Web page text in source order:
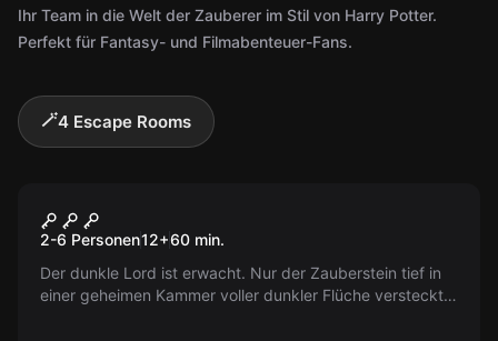
Ihr Team in die Welt der Zauberer im Stil von Harry Potter.
Perfekt für Fantasy- und Filmabenteuer-Fans.
🪄4 Escape Rooms
Der Zauberstein
2-6 Personen12+60 min.
Der dunkle Lord ist erwacht. Nur der Zauberstein tief in
einer geheimen Kammer voller dunkler Flüche versteckt,